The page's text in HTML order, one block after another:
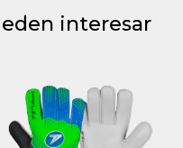
interesar